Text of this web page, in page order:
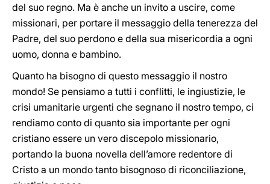
del suo regno. Ma è anche un invito a uscire, come
missionari, per portare il messaggio della tenerezza del
Padre, del suo perdono e della sua misericordia a ogni
uomo, donna e bambino.
Quanto ha bisogno di questo messaggio il nostro
mondo! Se pensiamo a tutti i conflitti, le ingiustizie, le
crisi umanitarie urgenti che segnano il nostro tempo, ci
rendiamo conto di quanto sia importante per ogni
cristiano essere un vero discepolo missionario,
portando la buona novella dell’amore redentore di
Cristo a un mondo tanto bisognoso di riconciliazione,